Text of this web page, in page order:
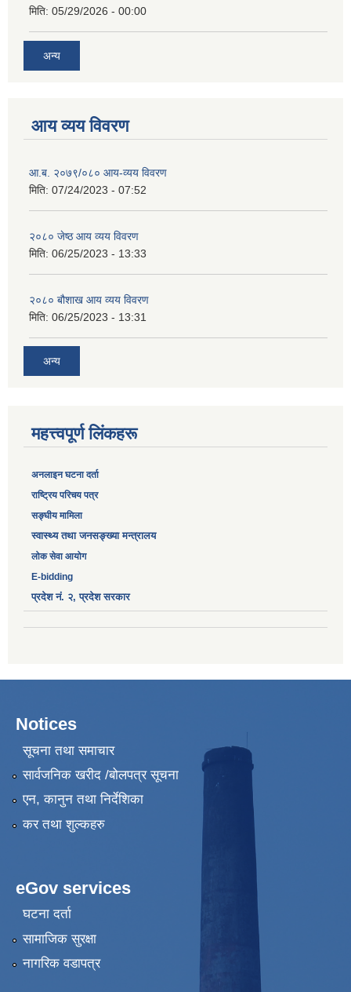
मिति: 05/29/2026 - 00:00
अन्य
आय व्यय विवरण
आ.ब. २०७९/०८० आय-व्यय विवरण
मिति: 07/24/2023 - 07:52
२०८० जेष्ठ आय व्यय विवरण
मिति: 06/25/2023 - 13:33
२०८० बौशाख आय व्यय विवरण
मिति: 06/25/2023 - 13:31
अन्य
महत्त्वपूर्ण लिंकहरू
अनलाइन घटना दर्ता
‎राष्ट्रिय परिचय पत्र
सङ्‍घीय मामिला
स्वास्थ्य तथा जनसङ्ख्या मन्त्रालय
लोक सेवा आयोग
E-bidding
प्रदेश नं. २, प्रदेश सरकार
Notices
सूचना तथा समाचार
सार्वजनिक खरीद /बोलपत्र सूचना
एन, कानुन तथा निर्देशिका
कर तथा शुल्कहरु
eGov services
घटना दर्ता
सामाजिक सुरक्षा
नागरिक वडापत्र